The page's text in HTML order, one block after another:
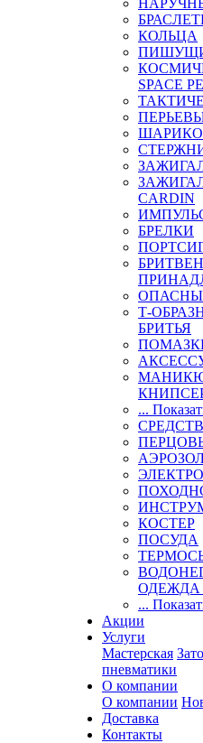
КОЛЬЦА
SPACE
CARDIN
БРЕЛКИ
Т-
БРИТЬЯ
...
КОСТЕР
ПОСУДА
ОДЕЖДА
...
Акции
Услуги
Мастерская
пневматики
О компании
О компании
Доставка
Контакты